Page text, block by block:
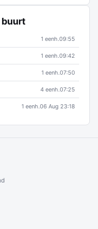
buurt
1 eenh.09:55
1 eenh.09:42
1 eenh.07:50
4 eenh.07:25
1 eenh.06 Aug 23:18